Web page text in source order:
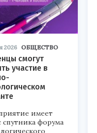
2026 ОБЩЕСТВО
смогут
участие в
имеет
спутника форума